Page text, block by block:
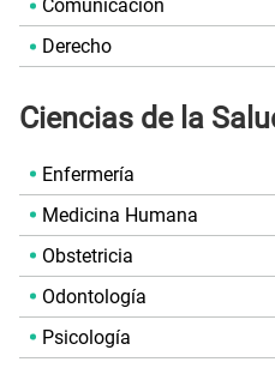
Comunicación
Derecho
Ciencias de la
Enfermería
Medicina Humana
Obstetricia
Odontología
Psicología